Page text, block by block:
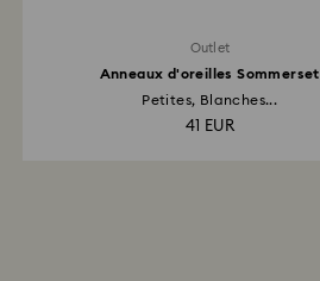
Outlet
Anneaux d'oreilles Sommerset
Petites, Blanches...
41 EUR